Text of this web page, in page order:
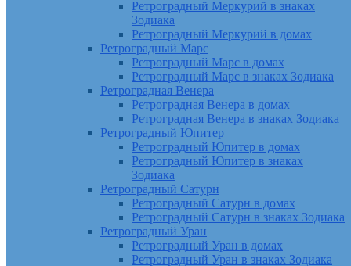
Ретроградный Меркурий в знаках
Зодиака
Ретроградный Меркурий в домах
Ретроградный Марс
Ретроградный Марс в домах
Ретроградный Марс в знаках Зодиака
Ретроградная Венера
Ретроградная Венера в домах
Ретроградная Венера в знаках Зодиака
Ретроградный Юпитер
Ретроградный Юпитер в домах
Ретроградный Юпитер в знаках
Зодиака
Ретроградный Сатурн
Ретроградный Сатурн в домах
Ретроградный Сатурн в знаках Зодиака
Ретроградный Уран
Ретроградный Уран в домах
Ретроградный Уран в знаках Зодиака